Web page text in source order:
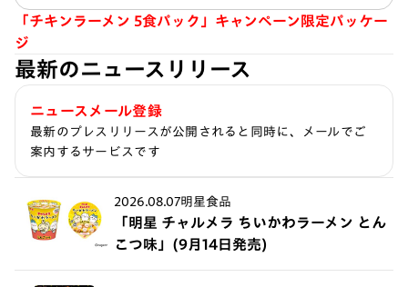
「チキンラーメン 5食パック」キャンペーン限定パッケー
ジ
最新のニュースリリース
ニュースメール登録
最新のプレスリリースが公開されると同時に、メールでご
案内するサービスです
2026.08.07明星食品
「明星 チャルメラ ちいかわラーメン とん
こつ味」(9月14日発売)